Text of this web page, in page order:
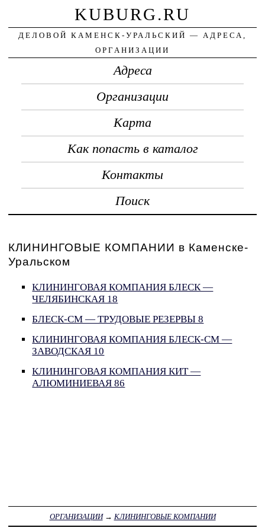
KUBURG.RU
ДЕЛОВОЙ КАМЕНСК-УРАЛЬСКИЙ — АДРЕСА,
ОРГАНИЗАЦИИ
Адреса
Организации
Карта
Как попасть в каталог
Контакты
Поиск
КЛИНИНГОВЫЕ КОМПАНИИ в Каменске-
Уральском
КЛИНИНГОВАЯ КОМПАНИЯ БЛЕСК —
ЧЕЛЯБИНСКАЯ 18
БЛЕСК-СМ — ТРУДОВЫЕ РЕЗЕРВЫ 8
КЛИНИНГОВАЯ КОМПАНИЯ БЛЕСК-СМ —
ЗАВОДСКАЯ 10
КЛИНИНГОВАЯ КОМПАНИЯ КИТ —
АЛЮМИНИЕВАЯ 86
ОРГАНИЗАЦИИ→ КЛИНИНГОВЫЕ КОМПАНИИ